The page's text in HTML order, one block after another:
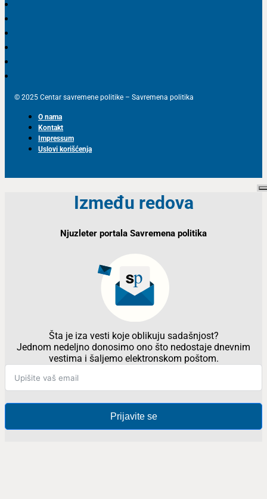
© 2025 Centar savremene politike – Savremena politika
O nama
Kontakt
Impressum
Uslovi korišćenja
Između redova
Njuzleter portala Savremena politika
Šta je iza vesti koje oblikuju sadašnjost?
Jednom nedeljno donosimo ono što nedostaje dnevnim
vestima i šaljemo elektronskom poštom.
Prijavite se